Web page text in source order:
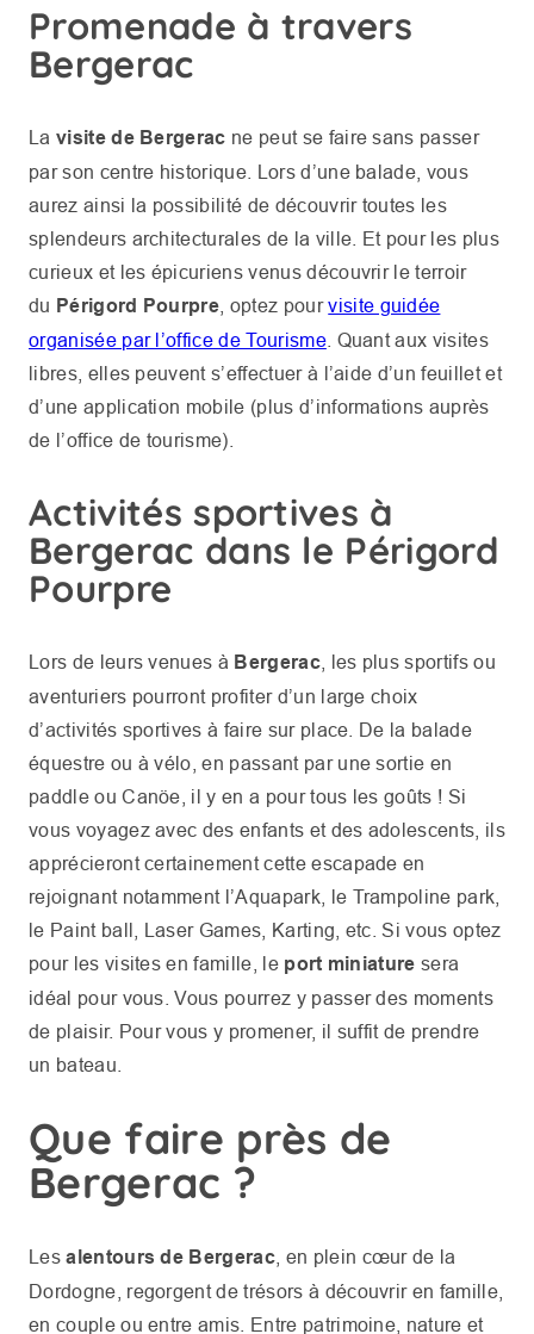
Promenade à travers
Bergerac
La visite de Bergerac ne peut se faire sans passer
par son centre historique. Lors d’une balade, vous
aurez ainsi la possibilité de découvrir toutes les
splendeurs architecturales de la ville. Et pour les plus
curieux et les épicuriens venus découvrir le terroir
du Périgord Pourpre , optez pourvisite guidée
organisée par l’office de Tourisme. Quant aux visites
libres, elles peuvent s’effectuer à l’aide d’un feuillet et
d’une application mobile (plus d’informations auprès
de l’office de tourisme).
Activités sportives à
Bergerac dans le Périgord
Pourpre
Lors de leurs venues à Bergerac, les plus sportifs ou
aventuriers pourront profiter d’un large choix
d’activités sportives à faire sur place. De la balade
équestre ou à vélo, en passant par une sortie en
paddle ou Canöe, il y en a pour tous les goûts ! Si
vous voyagez avec des enfants et des adolescents, ils
apprécieront certainement cette escapade en
rejoignant notamment l’Aquapark, le Trampoline park,
le Paint ball, Laser Games, Karting, etc. Si vous optez
pour les visites en famille, le port miniature sera
idéal pour vous. Vous pourrez y passer des moments
de plaisir. Pour vous y promener, il suffit de prendre
un bateau.
Que faire près de
Bergerac ?
Lesalentours de Bergerac , en plein cœur de la
Dordogne, regorgent de trésors à découvrir en famille,
en couple ou entre amis. Entre patrimoine, nature et